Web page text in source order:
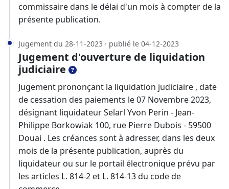
commissaire dans le délai d'un mois à compter de la
présente publication.
Jugement du 28-11-2023 · publié le 04-12-2023
Jugement d'ouverture de liquidation
judiciaire
Jugement prononçant la liquidation judiciaire , date
de cessation des paiements le 07 Novembre 2023,
désignant liquidateur Selarl Yvon Perin - Jean-
Philippe Borkowiak 100, rue Pierre Dubois - 59500
Douai . Les créances sont à adresser, dans les deux
mois de la présente publication, auprès du
liquidateur ou sur le portail électronique prévu par
les articles L. 814-2 et L. 814-13 du code de